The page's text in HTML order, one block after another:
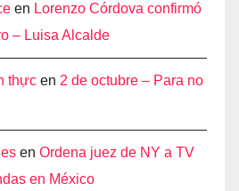
en Lorenzo Córdova confirmó
– Luisa Alcalde
thực en 2 de octubre – Para no
en Ordena juez de NY a TV
en México